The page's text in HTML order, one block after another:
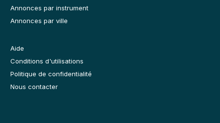
Annonces par instrument
Annonces par ville
Aide
Conditions d'utilisations
Politique de confidentialité
Nous contacter